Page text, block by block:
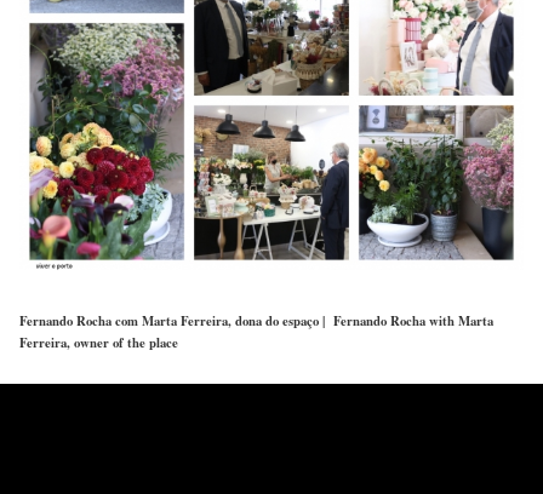
Fernando Rocha com Marta Ferreira, dona do espaço | Fernando Rocha with Marta
Ferreira, owner of the place